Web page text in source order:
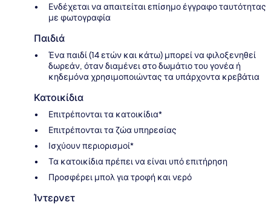
Ενδέχεται να απαιτείται επίσημο έγγραφο ταυτότητας
με φωτογραφία
Παιδιά
Ένα παιδί (14 ετών και κάτω) μπορεί να φιλοξενηθεί
δωρεάν, όταν διαμένει στο δωμάτιο του γονέα ή
κηδεμόνα χρησιμοποιώντας τα υπάρχοντα κρεβάτια
Κατοικίδια
Επιτρέπονται τα κατοικίδια*
Επιτρέπονται τα ζώα υπηρεσίας
Ισχύουν περιορισμοί*
Τα κατοικίδια πρέπει να είναι υπό επιτήρηση
Προσφέρει μπολ για τροφή και νερό
Ίντερνετ